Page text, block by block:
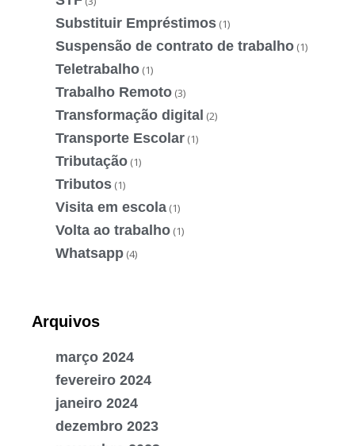
Substituir Empréstimos (1)
Suspensão de contrato de trabalho (1)
Teletrabalho (1)
Trabalho Remoto (3)
Transformação digital (2)
Transporte Escolar (1)
Tributação (1)
Tributos (1)
Visita em escola (1)
Volta ao trabalho (1)
Whatsapp (4)
Arquivos
março 2024
fevereiro 2024
janeiro 2024
dezembro 2023